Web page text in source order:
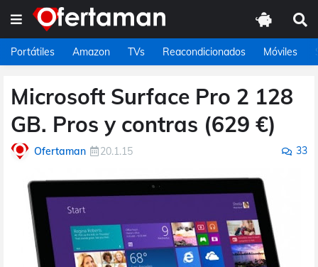
Portátiles Amazon TVs Reacondicionados Móviles
Microsoft Surface Pro 2 128
GB. Pros y contras (629 €)
Ofertaman 20.1.15 33